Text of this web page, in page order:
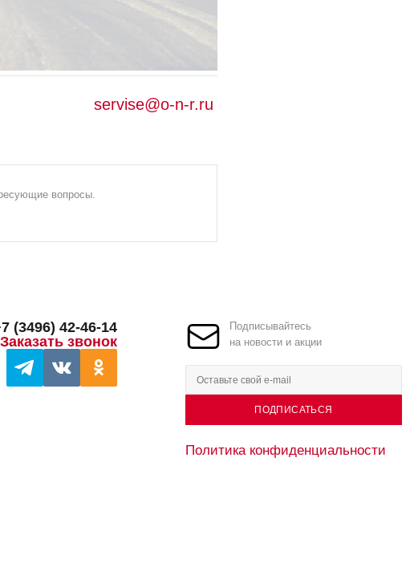
servise@o-n-r.ru
вопросы.
(3496) 42-46-14
Заказать звонок
Подписывайтесь
на новости и акции
ПОДПИСАТЬСЯ
Политика конфиденциальности